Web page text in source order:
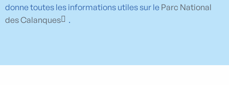
donne toutes les informations utiles sur le Parc National
des Calanques
.